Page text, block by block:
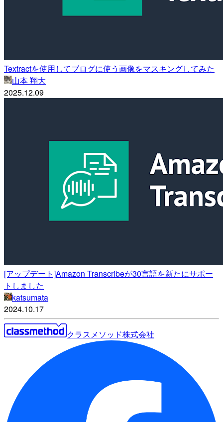
Textractを使用してブログに使う画像をマスキングしてみた
山本 翔大
2025.12.09
[アップデート]Amazon Transcribeが30言語を新たにサポー
トしました
katsumata
2024.10.17
クラスメソッド株式会社